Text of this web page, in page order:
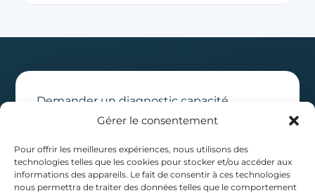
Gérer le consentement
Pour offrir les meilleures expériences, nous utilisons des
technologies telles que les cookies pour stocker et/ou accéder aux
informations des appareils. Le fait de consentir à ces technologies
nous permettra de traiter des données telles que le comportement
Demander un diagnostic capacité
Réponse rapide d'un conseiller. Plus c'est précis,